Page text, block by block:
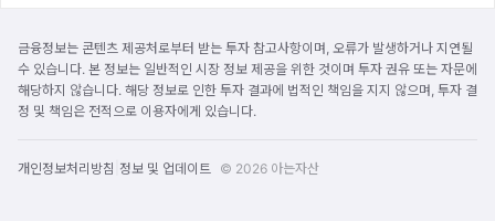
금융정보는 콘텐츠 제공처로부터 받는 투자 참고사항이며, 오류가 발생하거나 지연될
수 있습니다. 본 정보는 일반적인 시장 정보 제공을 위한 것이며 투자 권유 또는 자문에
해당하지 않습니다. 해당 정보로 인한 투자 결과에 법적인 책임을 지지 않으며, 투자 결
정 및 책임은 전적으로 이용자에게 있습니다.
개인정보처리방침 정보 및 업데이트 © 2026 아는자산